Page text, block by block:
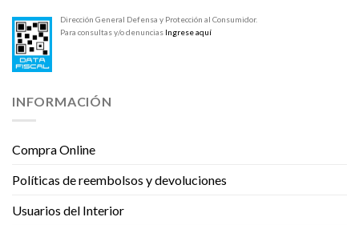
Dirección General Defensa y Protección al Consumidor.
Para consultas y/o denuncias Ingrese aquí
INFORMACIÓN
Compra Online
Políticas de reembolsos y devoluciones
Usuarios del Interior